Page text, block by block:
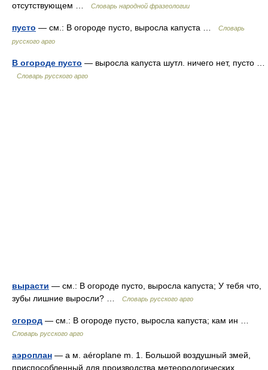
отсутствующем …
Словарь народной фразеологии
пусто — см.: В огороде пусто, выросла капуста …
Словарь
русского арго
В огороде пусто — выросла капуста шутл. ничего нет, пусто …
Словарь русского арго
вырасти — см.: В огороде пусто, выросла капуста; У тебя что,
зубы лишние выросли? …
Словарь русского арго
огород — см.: В огороде пусто, выросла капуста; кам ин …
Словарь русского арго
аэроплан — а м. aéroplane m. 1. Большой воздушный змей,
приспособленный для производства метеорологических